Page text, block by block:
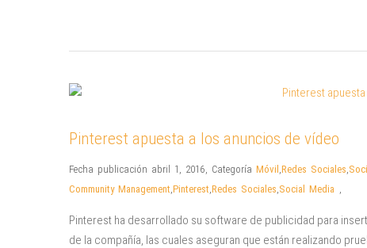
Pinterest apuesta a los anuncios de vídeo
Fecha publicación abril 1, 2016, Categoría Móvil ,Redes Sociales,
Community Management,Pinterest,Redes Sociales,Social Media ,
Pinterest ha desarrollado su software de publicidad para
de la compañía, las cuales aseguran que están realizando